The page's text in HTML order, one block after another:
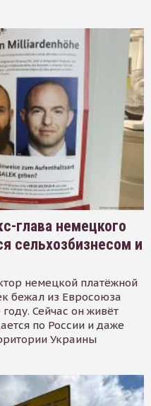
глава немецкого
сельхозбизнесом и
немецкой платёжной
бежал из Евросоюза
Сейчас он живёт
по России и даже
Украины